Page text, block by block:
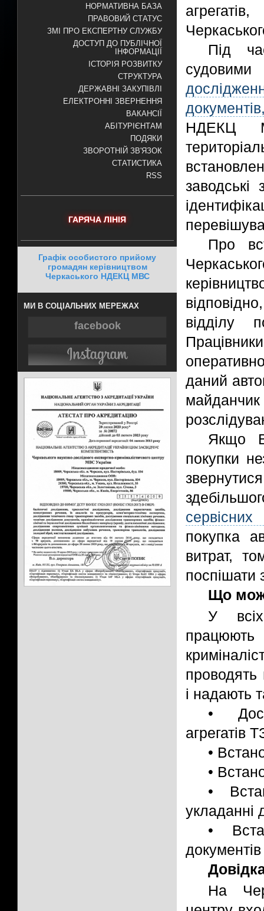
НОРМАТИВНА БАЗА
ПРАВОВИЙ СТАТУС
ЗМІ ПРО ЕКСПЕРТНУ СЛУЖБУ
ДОСТУП ДО ПУБЛІЧНОЇ
ІНФОРМАЦІЇ
ІСТОРІЯ РОЗВИТКУ
СТРУКТУРА
ДЕРЖАВНІ ЗАКУПІВЛІ
ЕЛЕКТРОННІ ЗВЕРНЕННЯ
ВАКАНСІЇ
АБІТУРІЄНТАМ
ПОДЯКИ
ЗВОРОТНІЙ ЗВ'ЯЗОК
СТАТИСТИКА
RSS
ГАРЯЧА ЛІНІЯ
Графік особистого прийому
громадян керівництвом
Черкаського НДЕКЦ МВС
МИ В СОЦІАЛЬНИХ МЕРЕЖАХ
facebook
Під
НДЕКЦ
Про
відділу
даний
Якщо
покупки
покупка
витрат,
поспішати
Що
У всіх
працюють
проводять
і надають
•
агрегатів
•
•
•
укладанні
•
На